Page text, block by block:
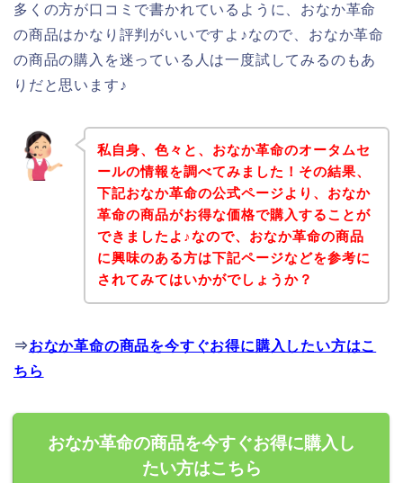
多くの方が口コミで書かれているように、おなか革命
の商品はかなり評判がいいですよ♪なので、おなか革命
の商品の購入を迷っている人は一度試してみるのもあ
りだと思います♪
私自身、色々と、おなか革命のオータムセ
ールの情報を調べてみました！その結果、
下記おなか革命の公式ページより、おなか
革命の商品がお得な価格で購入することが
できましたよ♪なので、おなか革命の商品
に興味のある方は下記ページなどを参考に
されてみてはいかがでしょうか？
⇒おなか革命の商品を今すぐお得に購入したい方はこ
ちら
おなか革命の商品を今すぐお得に購入し
たい方はこちら